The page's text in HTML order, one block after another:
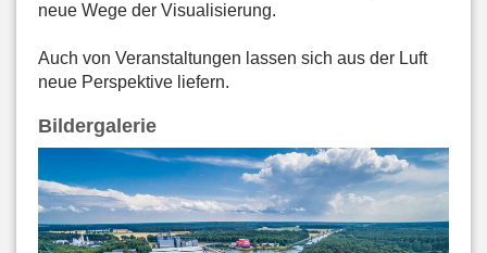
neue Wege der Visualisierung.
Auch von Veranstaltungen lassen sich aus der Luft
neue Perspektive liefern.
Bildergalerie